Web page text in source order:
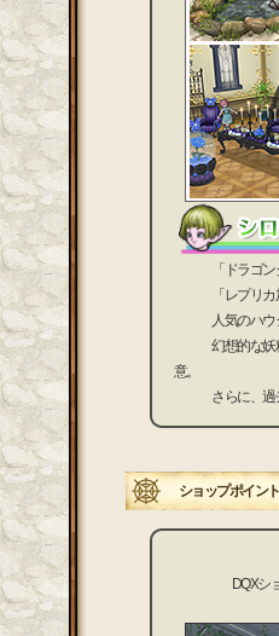
「ドラゴンク
「レプリカ加
人気のハウジ
幻想的な妖精
意。
さらに、過去
ショップポイン
DQXシ